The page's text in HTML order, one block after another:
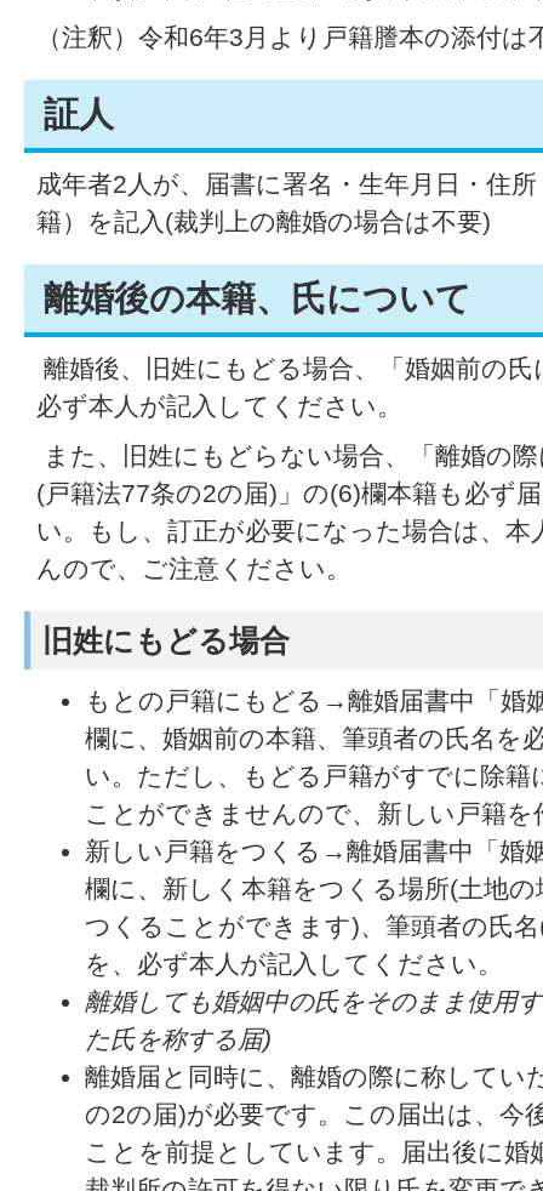
（注釈）令和6年3月より戸籍謄本の添付
証人
成年者2人が、届書に署名・生年月日・住
籍）を記入(裁判上の離婚の場合は不要)
離婚後の本籍、氏について
離婚後、旧姓にもどる場合、「婚姻前の
必ず本人が記入してください。
また、旧姓にもどらない場合、「離婚の
(戸籍法77条の2の届)」の(6)欄本籍も必ず
い。もし、訂正が必要になった場合は、
んので、ご注意ください。
旧姓にもどる場合
もとの戸籍にもどる→離婚届書中「婚
欄に、婚姻前の本籍、筆頭者の氏名を
い。ただし、もどる戸籍がすでに除
ことができませんので、新しい戸籍
新しい戸籍をつくる→離婚届書中「婚
欄に、新しく本籍をつくる場所(土地
つくることができます)、筆頭者の氏
を、必ず本人が記入してください。
離婚しても婚姻中の氏をそのまま使用
た氏を称する届)
離婚届と同時に、離婚の際に称してい
の2の届)が必要です。この届出は、今
ことを前提としています。届出後に